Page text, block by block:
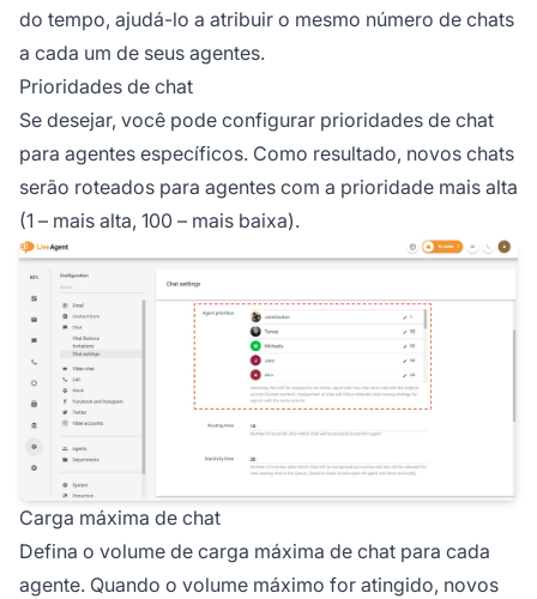
do tempo, ajudá-lo a atribuir o mesmo número de chats
a cada um de seus agentes.
Prioridades de chat
Se desejar, você pode configurar prioridades de chat
para agentes específicos. Como resultado, novos chats
serão roteados para agentes com a prioridade mais alta
(1 – mais alta, 100 – mais baixa).
Carga máxima de chat
Defina o volume de carga máxima de chat para cada
agente. Quando o volume máximo for atingido, novos